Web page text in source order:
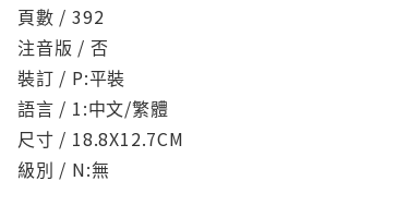
頁數 / 392
注音版 / 否
裝訂 / P:平裝
語言 / 1:中文/繁體
尺寸 / 18.8X12.7CM
級別 / N:無